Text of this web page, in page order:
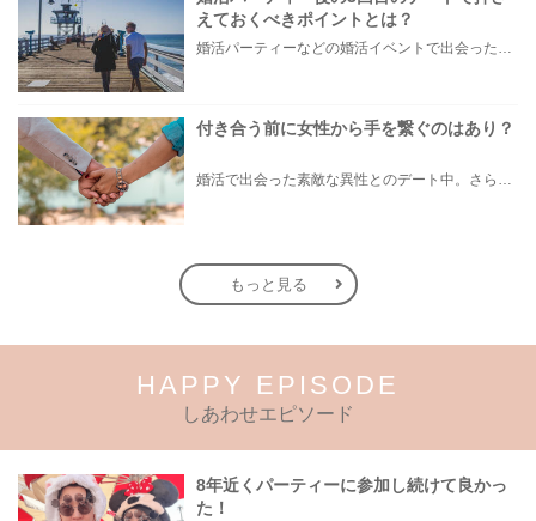
えておくべきポイントとは？
婚活パーティーなどの婚活イベントで出会った女性。その後もやり取りが続いているお相手と「付き合いたいな…」と思い始めた場合、いったい何回目のデートで告白をするのが最適なのでしょうか？ 今回は婚活パーティー後の3回目のデートに焦点を絞り、おすすめのデートプランや当日の振る舞い方、チェックすべきポイントと注意点を解説。素敵な結婚に向けての大切なステップとなりますので、気になる方はぜひ参考にしてみてくださいね。
付き合う前に女性から手を繋ぐのはあり？
婚活で出会った素敵な異性とのデート中。さらなる進展を望むとき、女性からはどのようにアプローチするのがよいのでしょうか。 たとえば手を繋ぐなどして相手に直接触れられれば、距離をぐっと縮めることは可能です。しかし、まだ付き合っていない状況で手を繋いだ場合、男性心理としてどう思うのでしょうか。 そこで今回は、婚活デートで手を繋ぐことの是非を徹底分析！手を繋いだときに分かる相手の脈ありサインや、自然に手を繋ぎやすいおすすめのシチュエーションまで解説します。
もっと見る
HAPPY EPISODE
しあわせエピソード
8年近くパーティーに参加し続けて良かっ
た！